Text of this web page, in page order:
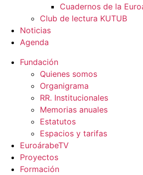
Cuadernos de la
Club de lectura KUTUB
Noticias
Agenda
Fundación
Quienes somos
Organigrama
RR. Institucionales
Memorias anuales
Estatutos
Espacios y tarifas
EuroárabeTV
Proyectos
Formación